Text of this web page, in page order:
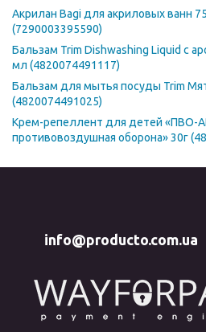
Акрилан Bagi для акриловых ванн
(7290003395590)
Бальзам Trim Dishwashing Liquid с
мл (4820074491117)
Бальзам для мытья посуды Trim
(4820074491025)
Крем-репеллент для детей «ПВО-
противовоздушная оборона» 30г
info@producto.com.ua